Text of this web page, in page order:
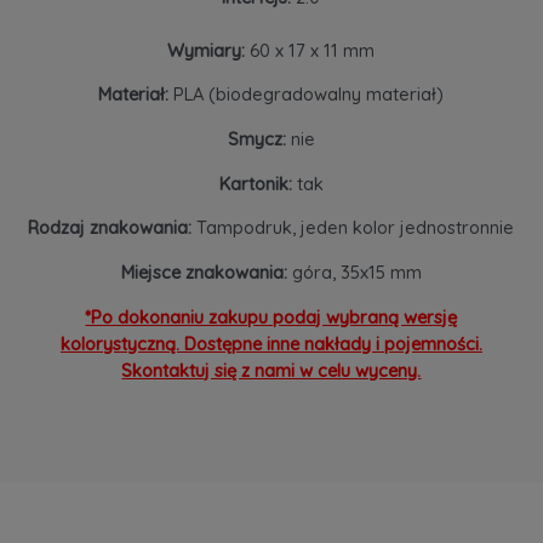
Wymiary: 60 x 17 x 11 mm
Materiał: PLA (biodegradowalny materiał)
Smycz:nie
Kartonik:tak
Rodzaj znakowania:Tampodruk, jeden kolor jednostronnie
Miejsce znakowania:góra, 35x15 mm
*Po dokonaniu zakupu podaj wybraną wersję
kolorystyczną. Dostępne inne nakłady i pojemności.
Skontaktuj się z nami w celu wyceny.